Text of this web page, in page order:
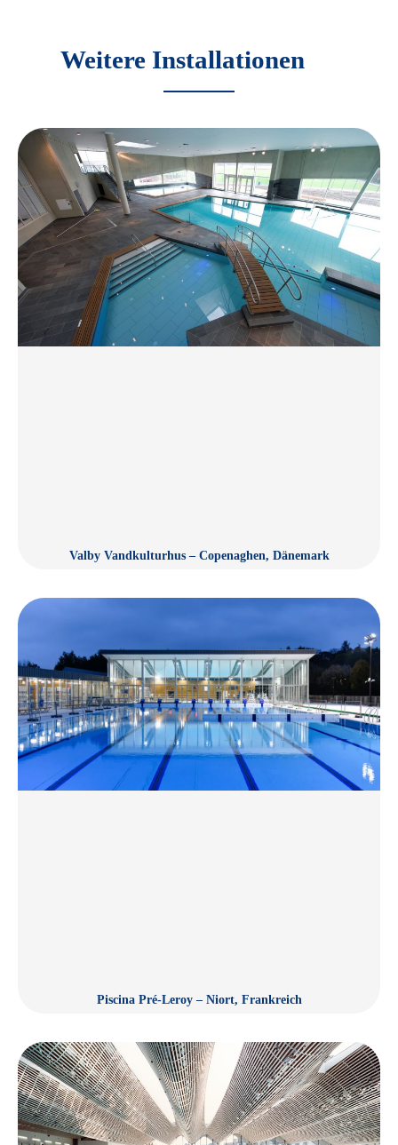
Weitere Installationen
Valby Vandkulturhus – Copenaghen, Dänemark
Piscina Pré-Leroy – Niort, Frankreich